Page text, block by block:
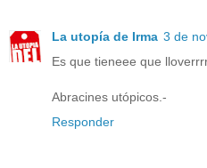
La utopía de Irma 3 de
Es que tieneee que
Abracines utópicos.-
Responder